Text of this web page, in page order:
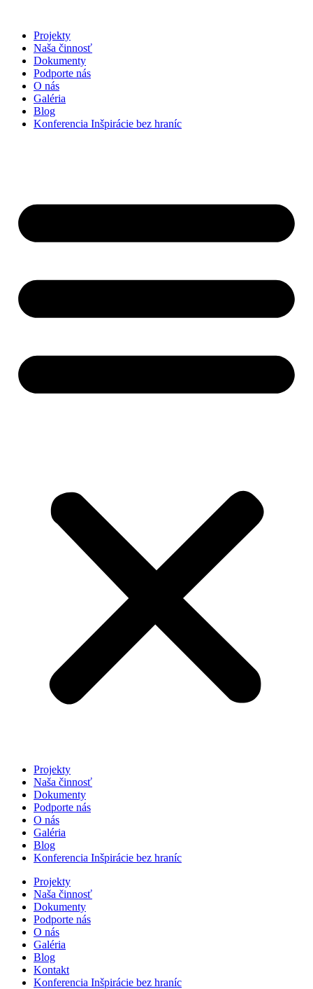
obsah
Projekty
Naša činnosť
Dokumenty
Podporte nás
O nás
Galéria
Blog
Konferencia Inšpirácie bez hraníc
Projekty
Naša činnosť
Dokumenty
Podporte nás
O nás
Galéria
Blog
Konferencia Inšpirácie bez hraníc
Projekty
Naša činnosť
Dokumenty
Podporte nás
O nás
Galéria
Blog
Kontakt
Konferencia Inšpirácie bez hraníc